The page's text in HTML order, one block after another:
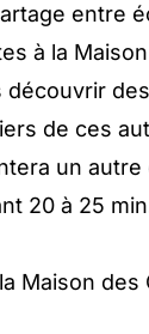
entre
à la
découvrir
de ces
un
20 à 25
Maison des